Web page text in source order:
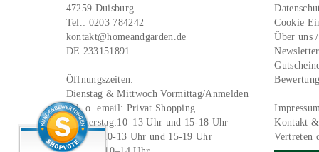
47259 Duisburg
Tel.: 0203 784242
kontakt@homeandgarden.de
DE 233151891
Öffnungszeiten:
Dienstag & Mittwoch Vormittag/Anmelden
Tel. o. email: Privat Shopping
Donnerstag:10–13 Uhr und 15-18 Uhr
Freitag: 10-13 Uhr und 15-19 Uhr
Cookie
Über uns
Newsletter
Kontakt
Vertreten